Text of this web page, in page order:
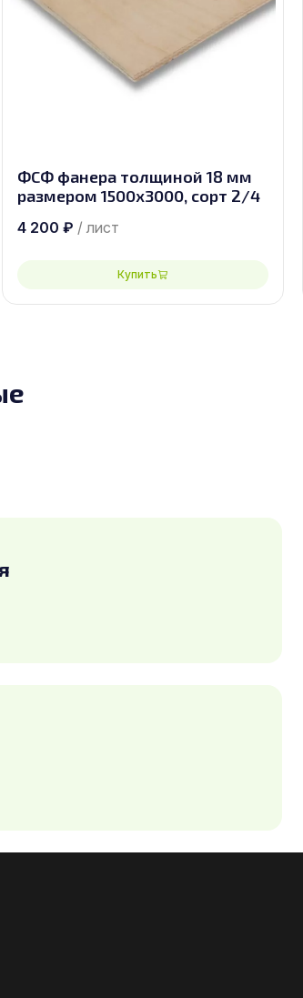
ФСФ фанера толщиной 18 мм
размером 1500х3000, сорт 2/4
4 200 ₽ / лист
Купить